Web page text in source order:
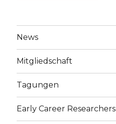
News
Mitgliedschaft
Tagungen
Early Career Researchers